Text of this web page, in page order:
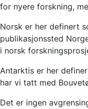
for nyere forskning,
Norsk er her definert
publikasjonssted
i norsk
Antarktis er her
har vi tatt med
Det er ingen